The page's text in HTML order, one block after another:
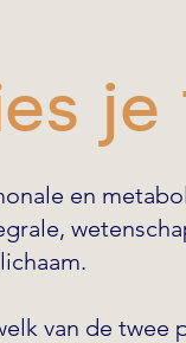
je
en
van de twee